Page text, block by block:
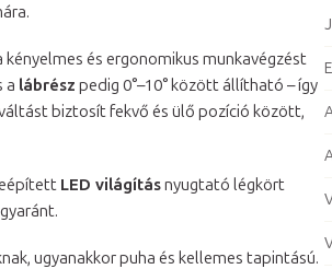
és ergonomikus munkavégzést
a lábrész pedig 0°–10° között állítható – így
biztosít fekvő és ülő pozíció között,
LED világításnyugtató légkört
ugyanakkor puha és kellemes tapintású.